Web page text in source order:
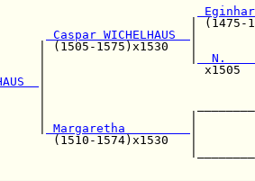
Caspar WICHELHAUS
| (1505-
|
|
Margaretha
(1510-